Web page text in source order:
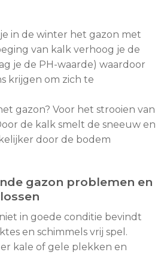
in de winter het gazon met
van kalk verhoog je de
je de PH-waarde) waardoor
krijgen om zich te
gazon? Voor het strooien van
de kalk smelt de sneeuw en
door de bodem
gazon problemen en
in goede conditie bevindt
en schimmels vrij spel.
kale of gele plekken en